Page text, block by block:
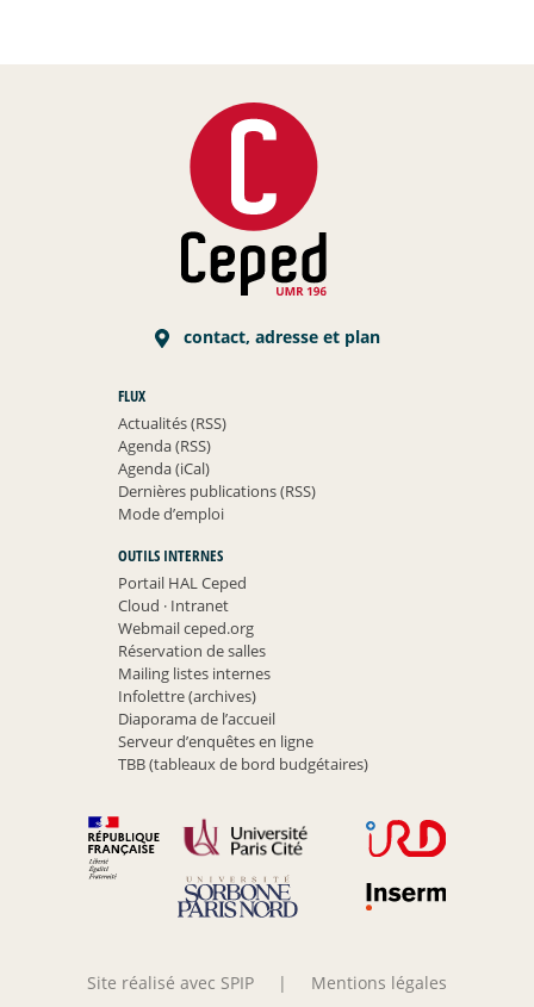
contact, adresse et plan
FLUX
Actualités (RSS)
Agenda (RSS)
Agenda (iCal)
Dernières publications (RSS)
Mode d’emploi
OUTILS INTERNES
Portail HAL Ceped
Cloud ·Intranet
Webmail ceped.org
Réservation de salles
Mailing listes internes
Infolettre (archives)
Diaporama de l’accueil
Serveur d’enquêtes en ligne
TBB (tableaux de bord budgétaires)
Site réalisé avec SPIP | Mentions légales